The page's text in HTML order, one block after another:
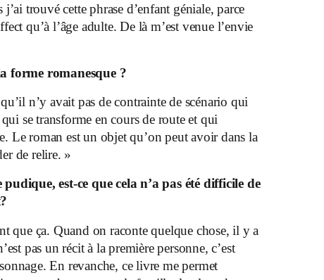
j’ai trouvé cette phrase d’enfant géniale, parce
qu’à l’âge adulte. De là m’est venue l’envie
forme romanesque ?
n’y avait pas de contrainte de scénario qui
se transforme en cours de route et qui
Le roman est un objet qu’on peut avoir dans la
de relire. »
est-ce que cela n’a pas été difficile de
que ça. Quand on raconte quelque chose, il y a
pas un récit à la première personne, c’est
En revanche, ce livre me permet